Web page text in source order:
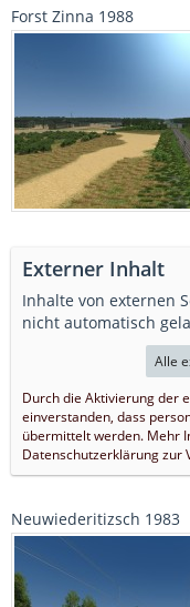
Forst Zinna 1988
Externer Inhalt
Inhalte von externen
nicht automatisch
Alle
Durch die Aktivierung der
einverstanden, dass
übermittelt werden. Mehr
Datenschutzerklärung zur
Neuwiederitizsch 1983